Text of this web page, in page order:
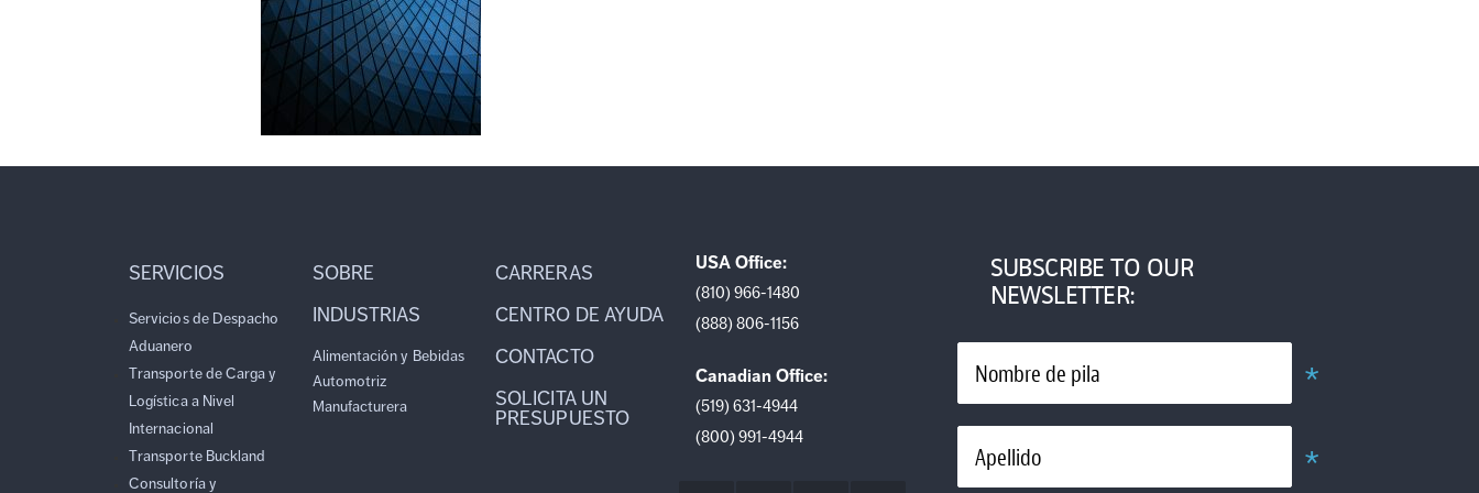
SERVICIOS
Servicios de Despacho
Aduanero
Transporte de Carga y
Logística a Nivel
Internacional
Transporte Buckland
Consultoría y
SOBRE
INDUSTRIAS
Alimentación y Bebidas
Automotriz
Manufacturera
CARRERAS
CENTRO DE AYUDA
CONTACTO
SOLICITA UN
PRESUPUESTO
USA Office:
(810) 966-1480
(888) 806-1156
Canadian Office:
(519) 631-4944
(800) 991-4944
SUBSCRIBE TO OUR
NEWSLETTER:
Nombre de pila
Apellido*